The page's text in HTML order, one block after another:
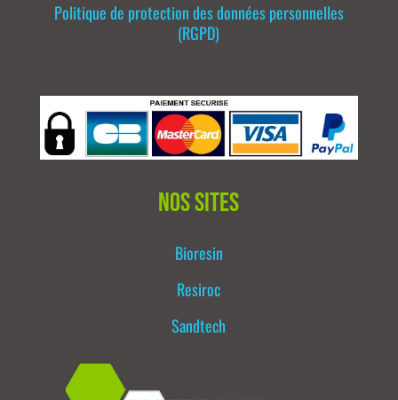
Politique de protection des données personnelles
(RGPD)
Nos sites
Bioresin
Resiroc
Sandtech